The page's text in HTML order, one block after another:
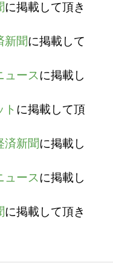
に掲載して頂き
新聞に掲載して
ュースに掲載し
ト に掲載して頂
済新聞に掲載し
ュースに掲載し
に掲載して頂き